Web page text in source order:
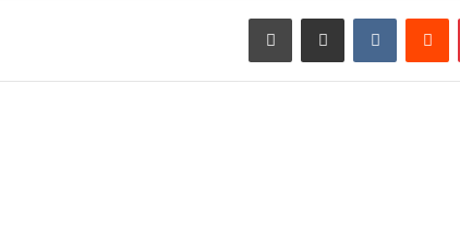
بينتيريست مشاركة عبر البريد طباعة